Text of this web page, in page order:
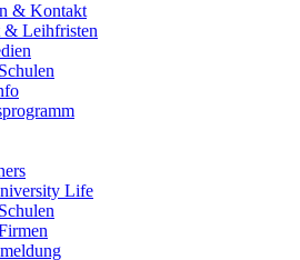
& Kontakt
& Leihfristen
Life